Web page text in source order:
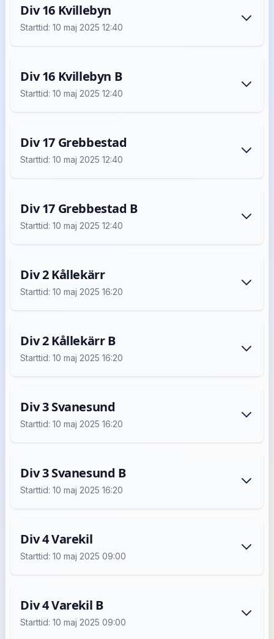
Div 16 Kvillebyn
Starttid: 10 maj 2025 12:40
Div 16 Kvillebyn B
Starttid: 10 maj 2025 12:40
Div 17 Grebbestad
Starttid: 10 maj 2025 12:40
Div 17 Grebbestad B
Starttid: 10 maj 2025 12:40
Div 2 Kållekärr
Starttid: 10 maj 2025 16:20
Div 2 Kållekärr B
Starttid: 10 maj 2025 16:20
Div 3 Svanesund
Starttid: 10 maj 2025 16:20
Div 3 Svanesund B
Starttid: 10 maj 2025 16:20
Div 4 Varekil
Starttid: 10 maj 2025 09:00
Div 4 Varekil B
Starttid: 10 maj 2025 09:00